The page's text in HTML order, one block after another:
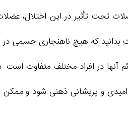
بدانید که هیچ ناهنجاری جسمی
آنها در افراد مختلف متفاوت
و پریشانی ذهنی شود و